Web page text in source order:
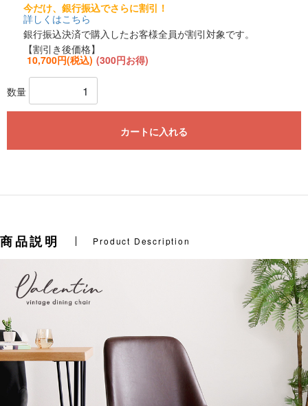
今だけ、銀行振込でさらに割引！
詳しくはこちら
銀行振込決済で購入したお客様全員が割引対象です。
【割引き後価格】
10,700円(税込) (300円お得)
数量
カートに入れる
商品説明 Product Description